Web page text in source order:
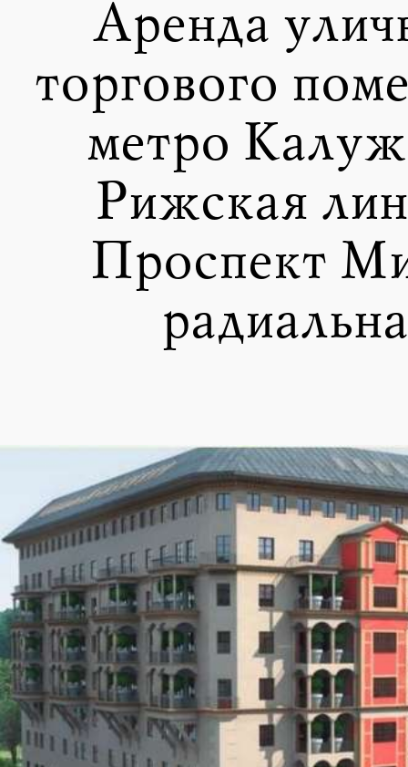
Аренда
торгового
метро
Рижская
Проспект